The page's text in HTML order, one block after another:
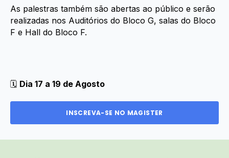
As palestras também são abertas ao público e serão
realizadas nos Auditórios do Bloco G, salas do Bloco
F e Hall do Bloco F.
🗓️ Dia 17 a 19 de Agosto
INSCREVA-SE NO MAGISTER